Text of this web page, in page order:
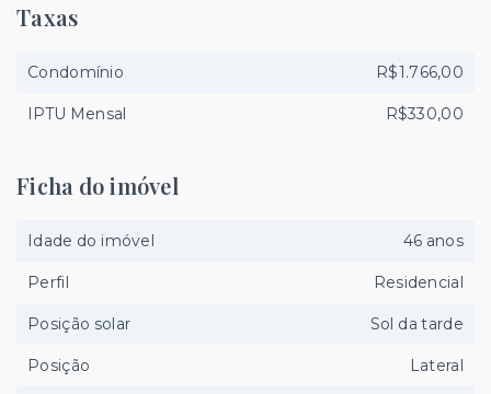
Taxas
Condomínio R$1.766,00
IPTU Mensal R$330,00
Ficha do imóvel
Idade do imóvel 46 anos
Perfil Residencial
Posição solar Sol da tarde
Posição Lateral